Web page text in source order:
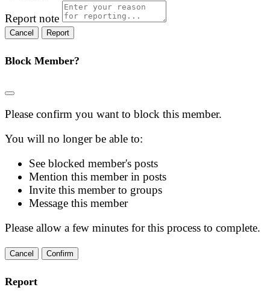
Report note
Report
Block Member?
Please confirm you want to block this member.
You will no longer be able to:
See blocked member's posts
Mention this member in posts
Invite this member to groups
Message this member
Please allow a few minutes for this process to complete.
Confirm
Report